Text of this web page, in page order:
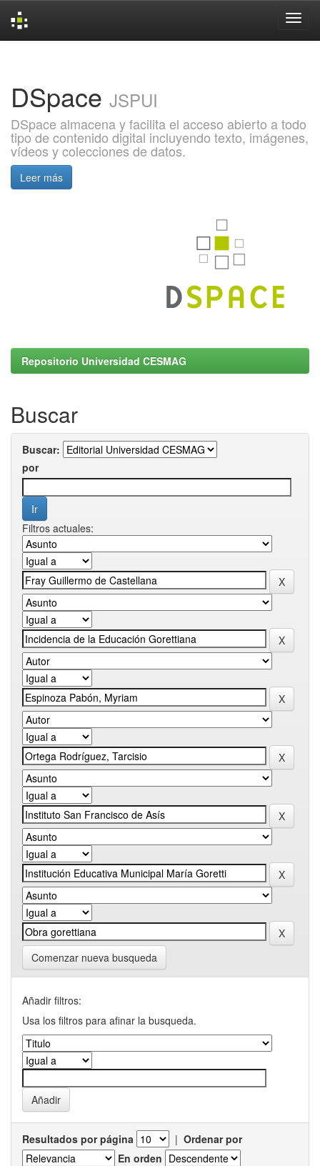
DSpace JSPUI
DSpace almacena y facilita el acceso abierto a todo
tipo de contenido digital incluyendo texto, imágenes,
vídeos y colecciones de datos.
Leer más
Repositorio Universidad CESMAG
Buscar
Buscar:
por
Filtros actuales:
Comenzar nueva busqueda
Añadir filtros:
Usa los filtros para afinar la busqueda.
Resultados por página | Ordenar por
En orden